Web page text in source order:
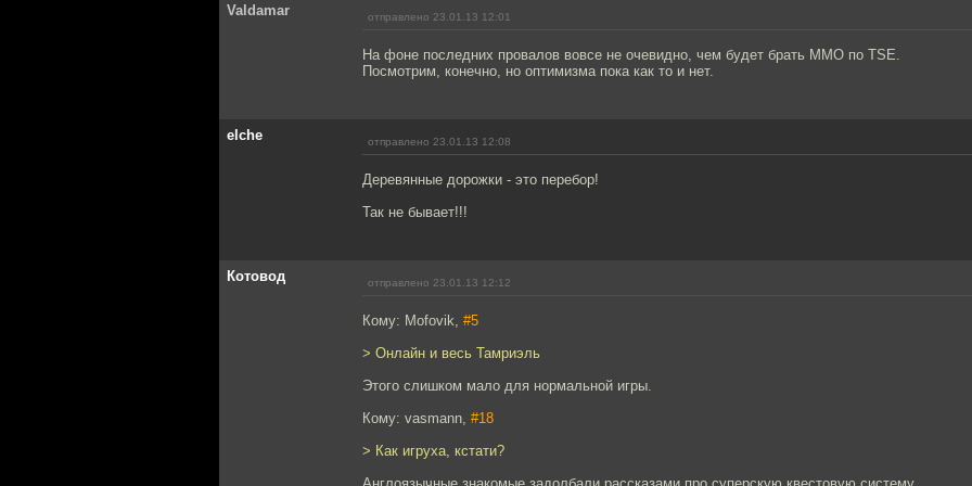
Valdamar отправлено 23.01.13 12:01
На фоне последних провалов вовсе не очевидно, чем будет брать ММО по TSE.
Посмотрим, конечно, но оптимизма пока как то и нет.
elche отправлено 23.01.13 12:08
Деревянные дорожки - это перебор!
Так не бывает!!!
Котовод отправлено 23.01.13 12:12
Кому: Mofovik, #5
> Онлайн и весь Тамриэль
Этого слишком мало для нормальной игры.
Кому: vasmann, #18
> Как игруха, кстати?